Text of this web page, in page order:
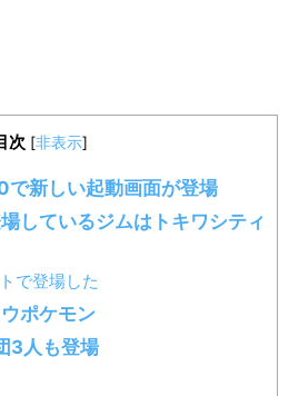
次 [非表示]
で新しい起動画面が登場
しているジムはトキワシティ
で登場した
ポケモン
3人も登場